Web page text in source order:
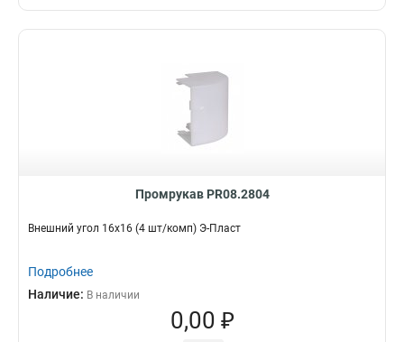
Промрукав PR08.2804
Внешний угол 16х16 (4 шт/комп) Э-Пласт
Подробнее
Наличие: В наличии
0,00 ₽